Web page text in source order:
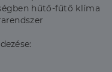
hűtő-fűtő klíma